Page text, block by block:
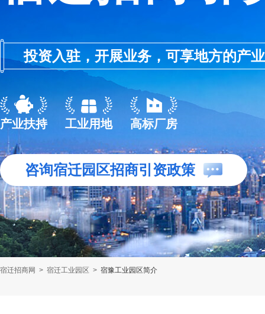
投资入驻，开展业务，可享地方的产
产业扶持 工业用地 高标厂房
咨询宿迁园区招商引资政策
宿迁招商网 > 宿迁工业园区 > 宿豫工业园区简介